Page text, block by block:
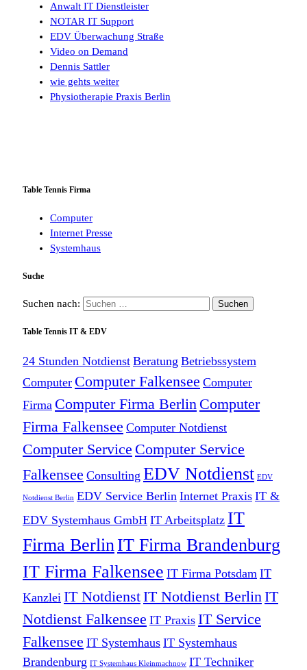
Anwalt IT Dienstleister
NOTAR IT Support
EDV Überwachung Straße
Video on Demand
Dennis Sattler
wie gehts weiter
Physiotherapie Praxis Berlin
Table Tennis Firma
Computer
Internet Presse
Systemhaus
Suche
Suchen nach:
Table Tennis IT & EDV
24 Stunden Notdienst Beratung Betriebssystem
Computer Computer Falkensee Computer
Firma Computer Firma Berlin Computer
Firma Falkensee Computer Notdienst
Computer Service Computer Service
Falkensee Consulting EDV Notdienst EDV
Notdienst Berlin EDV Service Berlin Internet Praxis IT &
EDV Systemhaus GmbH IT Arbeitsplatz IT
Firma BerlinIT Firma Brandenburg
IT Firma Falkensee IT Firma Potsdam IT
Kanzlei IT NotdienstIT Notdienst BerlinIT
Notdienst Falkensee IT Praxis IT Service
Falkensee IT Systemhaus IT Systemhaus
Brandenburg IT Systemhaus Kleinmachnow IT Techniker